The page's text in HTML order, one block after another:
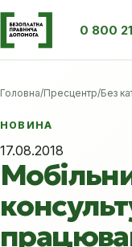
0 800
Головна/Пресцентр/Без
НОВИНА
17.08.2018